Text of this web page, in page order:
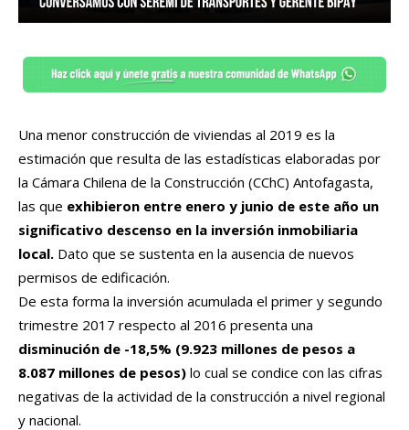
Una menor construcción de viviendas al 2019 es la
estimación que resulta de las estadísticas elaboradas por
la Cámara Chilena de la Construcción (CChC) Antofagasta,
las que exhibieron entre enero y junio de este año un
significativo descenso en la inversión inmobiliaria
local. Dato que se sustenta en la ausencia de nuevos
permisos de edificación.
De esta forma la inversión acumulada el primer y segundo
trimestre 2017 respecto al 2016 presenta una
disminución de -18,5% (9.923 millones de pesos a
8.087 millones de pesos) lo cual se condice con las cifras
negativas de la actividad de la construcción a nivel regional
y nacional.